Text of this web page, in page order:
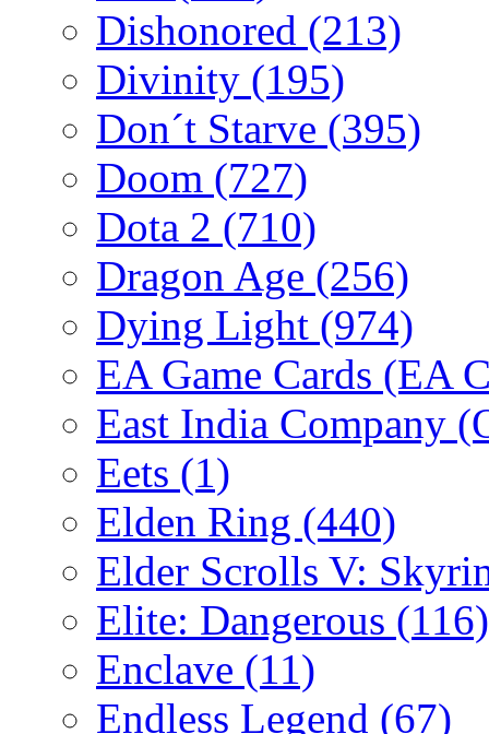
Dishonored (213)
Divinity (195)
Don´t Starve (395)
Doom (727)
Dota 2 (710)
Dragon Age (256)
Dying Light (974)
EA Game Cards (EA
East India Company
Eets (1)
Elden Ring (440)
Elder Scrolls V:
Elite: Dangerous (116)
Enclave (11)
Endless Legend (67)